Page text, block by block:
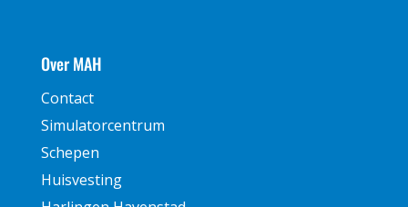
Over MAH
Contact
Simulatorcentrum
Schepen
Huisvesting